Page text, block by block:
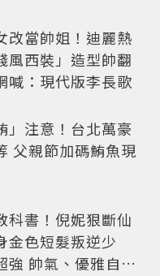
改當帥姐！迪麗熱
風西裝」造型帥翻
喊：現代版李長歌
」注意！台北萬豪
父親節加碼鮪魚現
科書！倪妮狠斷仙
金色短髮叛逆少
強 帥氣、優雅自由